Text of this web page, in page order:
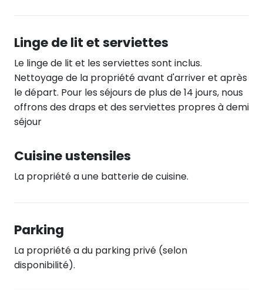
Linge de lit et serviettes
Le linge de lit et les serviettes sont inclus.
Nettoyage de la propriété avant d'arriver et après
le départ. Pour les séjours de plus de 14 jours, nous
offrons des draps et des serviettes propres à demi
séjour
Cuisine ustensiles
La propriété a une batterie de cuisine.
Parking
La propriété a du parking privé (selon
disponibilité).